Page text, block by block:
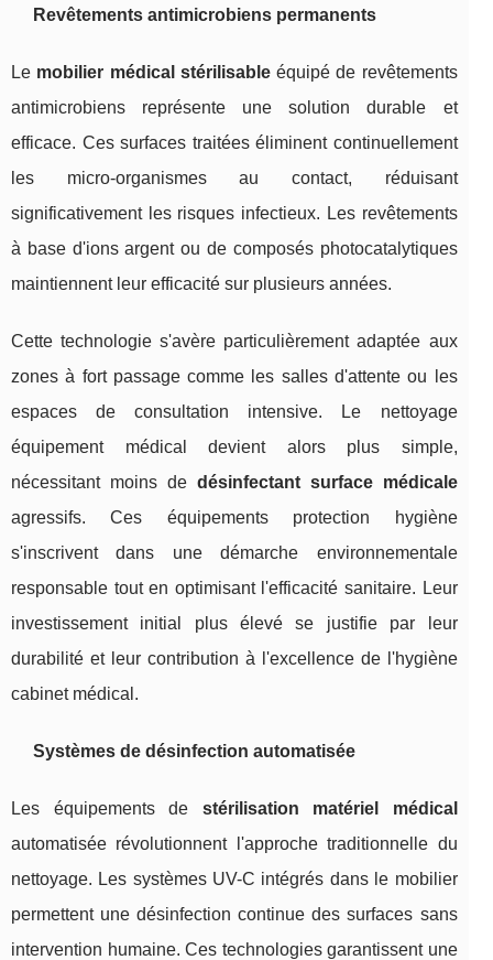
Revêtements antimicrobiens permanents
Le mobilier médical stérilisableéquipé de revêtements
antimicrobiens représente une solution durable et
efficace. Ces surfaces traitées éliminent continuellement
les micro-organismes au contact, réduisant
significativement les risques infectieux. Les revêtements
à base d'ions argent ou de composés photocatalytiques
maintiennent leur efficacité sur plusieurs années.
Cette technologie s'avère particulièrement adaptée aux
zones à fort passage comme les salles d'attente ou les
espaces de consultation intensive. Le nettoyage
équipement médical devient alors plus simple,
nécessitant moins de désinfectant surface médicale
agressifs. Ces équipements protection hygiène
s'inscrivent dans une démarche environnementale
responsable tout en optimisant l'efficacité sanitaire. Leur
investissement initial plus élevé se justifie par leur
durabilité et leur contribution à l'excellence de l'hygiène
cabinet médical.
Systèmes de désinfection automatisée
Les équipements de stérilisation matériel médical
automatisée révolutionnent l'approche traditionnelle du
nettoyage. Les systèmes UV-C intégrés dans le mobilier
permettent une désinfection continue des surfaces sans
intervention humaine. Ces technologies garantissent une